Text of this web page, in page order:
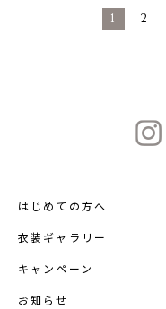
1 2
はじめての方へ
衣装ギャラリー
キャンペーン
お知らせ